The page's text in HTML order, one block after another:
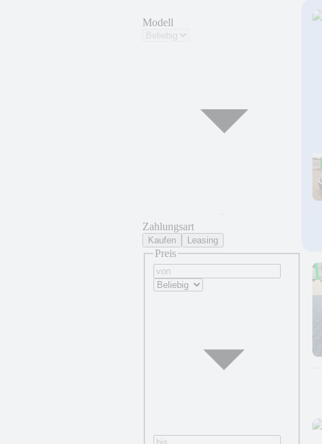
Modell
Zahlungsart
Kaufen Leasing
Preis